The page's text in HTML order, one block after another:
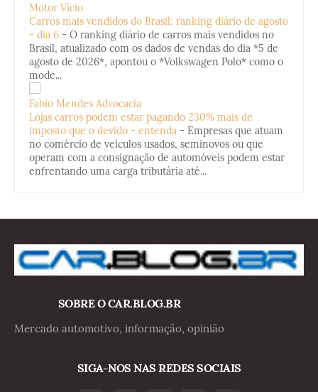
Motor Vício
Carros mais vendidos do Brasil: ranking diário de agosto
- dia 6 - O ranking diário de carros mais vendidos no
Brasil, atualizado com os dados de vendas do dia *5 de
agosto de 2026*, apontou o *Volkswagen Polo* como o
mode...
Fabio Mendes Advocacia
Lojas carros podem estar pagando 230% mais de
imposto que o devido - entenda - Empresas que atuam
no comércio de veículos usados, seminovos ou que
operam com a consignação de automóveis podem estar
enfrentando uma carga tributária até...
SOBRE O CAR.BLOG.BR
Mercado automotivo, informação, opinião
SIGA-NOS NAS REDES SOCIAIS